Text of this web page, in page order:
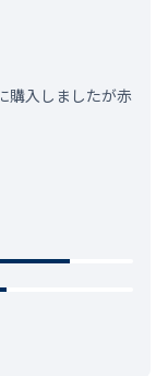
購入しましたが赤